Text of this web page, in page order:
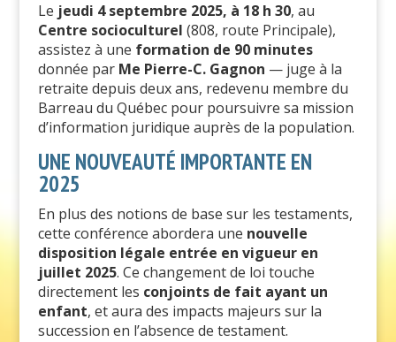
Le jeudi 4 septembre 2025, à 18 h 30, au
Centre socioculturel (808, route Principale),
assistez à une formation de 90 minutes
donnée par Me Pierre-C. Gagnon — juge à la
retraite depuis deux ans, redevenu membre du
Barreau du Québec pour poursuivre sa mission
d’information juridique auprès de la population.
UNE NOUVEAUTÉ IMPORTANTE EN
2025
En plus des notions de base sur les testaments,
cette conférence abordera une nouvelle
disposition légale entrée en vigueur en
juillet 2025. Ce changement de loi touche
directement les conjoints de fait ayant un
enfant, et aura des impacts majeurs sur la
succession en l’absence de testament.